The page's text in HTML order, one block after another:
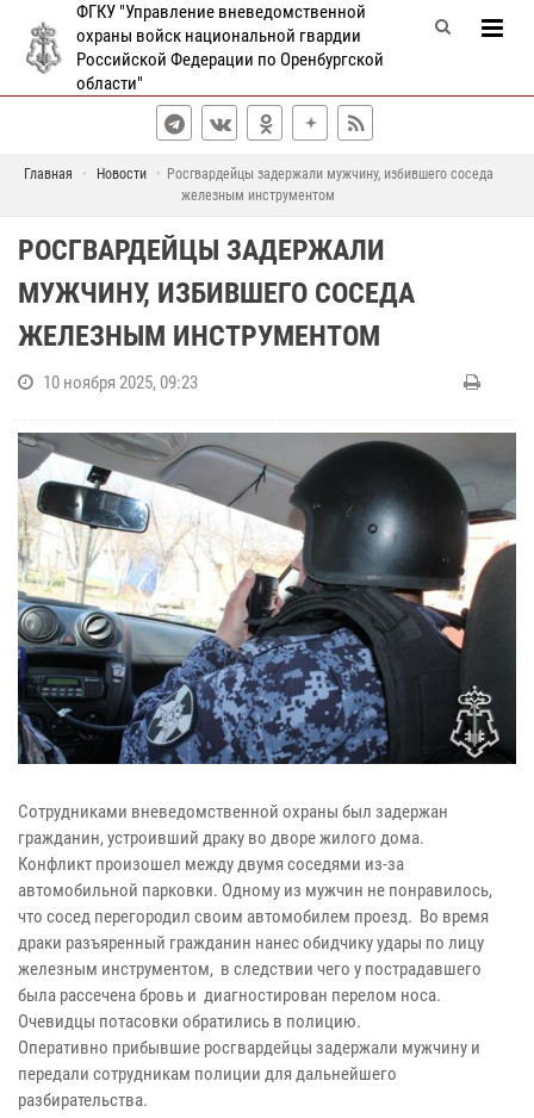
ФГКУ "Управление вневедомственной
охраны войск национальной гвардии
Российской Федерации по Оренбургской
области"
Главная Новости
Росгвардейцы задержали мужчину, избившего соседа
железным инструментом
РОСГВАРДЕЙЦЫ ЗАДЕРЖАЛИ
МУЖЧИНУ, ИЗБИВШЕГО СОСЕДА
ЖЕЛЕЗНЫМ ИНСТРУМЕНТОМ
10 ноября 2025, 09:23
Сотрудниками вневедомственной охраны был задержан
гражданин, устроивший драку во дворе жилого дома.
Конфликт произошел между двумя соседями из-за
автомобильной парковки. Одному из мужчин не понравилось,
что сосед перегородил своим автомобилем проезд. Во время
драки разъяренный гражданин нанес обидчику удары по лицу
железным инструментом, в следствии чего у пострадавшего
была рассечена бровь и диагностирован перелом носа.
Очевидцы потасовки обратились в полицию.
Оперативно прибывшие росгвардейцы задержали мужчину и
передали сотрудникам полиции для дальнейшего
разбирательства.